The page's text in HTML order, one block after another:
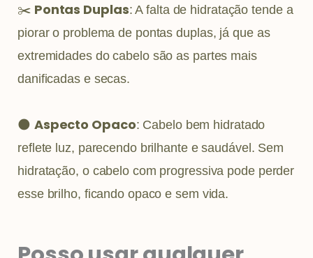
✂️ Pontas Duplas: A falta de hidratação tende a
piorar o problema de pontas duplas, já que as
extremidades do cabelo são as partes mais
danificadas e secas.
🌑 Aspecto Opaco: Cabelo bem hidratado
reflete luz, parecendo brilhante e saudável. Sem
hidratação, o cabelo com progressiva pode perder
esse brilho, ficando opaco e sem vida.